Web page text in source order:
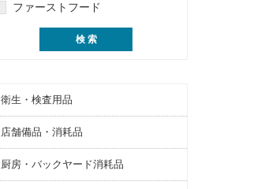
ファーストフード
衛生・検査用品
店舗備品・消耗品
厨房・バックヤード消耗品